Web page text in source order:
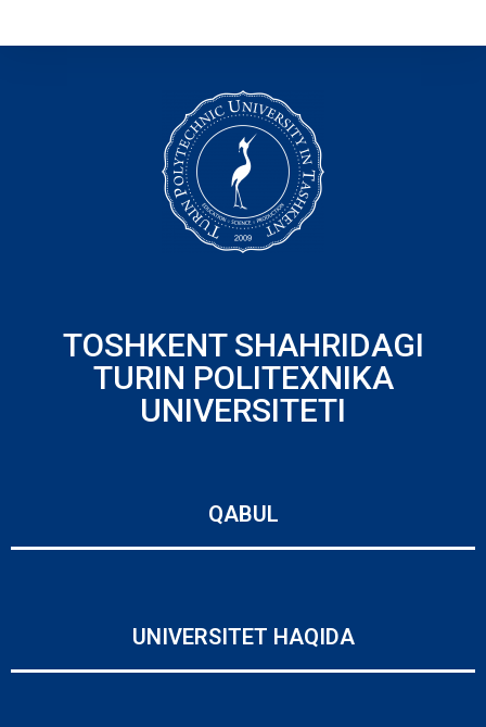
TOSHKENT SHAHRIDAGI
TURIN POLITEXNIKA
UNIVERSITETI
QABUL
UNIVERSITET HAQIDA